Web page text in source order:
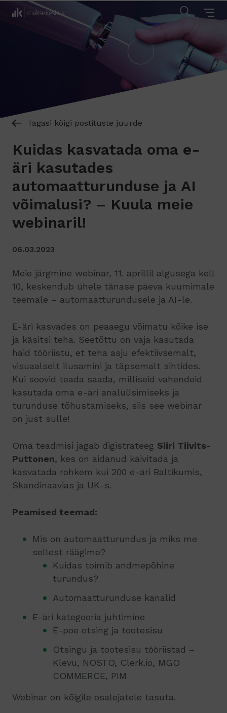
Tagasi kõigi postituste juurde
Kuidas kasvatada oma e-
äri kasutades
automaatturunduse ja AI
võimalusi? – Kuula meie
webinaril!
06.03.2023
Meie järgmine webinar, 11. aprillil algusega kell
10, keskendub ühele tänase päeva kuumimale
teemale – automaatturundusele ja AI-le.
E-äri kasvades on peaaegu võimatu kõike ise
ja käsitsi teha. Seetõttu on vaja kasutada
häid tööriistu, et teha asju efektiivsemalt,
visuaalselt ilusamini ja täpsemalt sihtides.
Kui soovid teada saada, milliseid vahendeid
kasutada oma e-äri analüüsimiseks ja
turunduse tõhustamiseks, siis see webinar
on just sulle!
Oma teadmisi jagab digistrateeg Siiri Tiivits-
Puttonen, kes on aidanud käivitada ja
kasvatada rohkem kui 200 e-äri Baltikumis,
Skandinaavias ja UK-s.
Peamised teemad:
Mis on automaatturundus ja miks me
sellest räägime?
Kuidas toimib andmepõhine
turundus?
Automaatturunduse kanalid
E-äri kategooria juhtimine
E-poe otsing ja tootesisu
Otsingu ja tootesisu tööriistad –
Klevu, NOSTO, Clerk.io, MGO
COMMERCE, PIM
Webinar on kõigile osalejatele tasuta.